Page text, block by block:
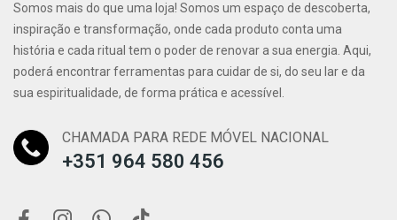
Somos mais do que uma loja! Somos um espaço de descoberta,
inspiração e transformação, onde cada produto conta uma
história e cada ritual tem o poder de renovar a sua energia. Aqui,
poderá encontrar ferramentas para cuidar de si, do seu lar e da
sua espiritualidade, de forma prática e acessível.
CHAMADA PARA REDE MÓVEL NACIONAL
+351 964 580 456